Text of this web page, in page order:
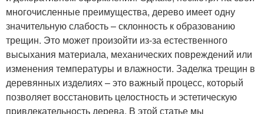
многочисленные преимущества, дерево имеет одну
значительную слабость – склонность к образованию
трещин. Это может произойти из-за естественного
высыхания материала, механических повреждений или
изменения температуры и влажности. Заделка трещин в
деревянных изделиях – это важный процесс, который
позволяет восстановить целостность и эстетическую
привлекательность дерева. В этой статье мы